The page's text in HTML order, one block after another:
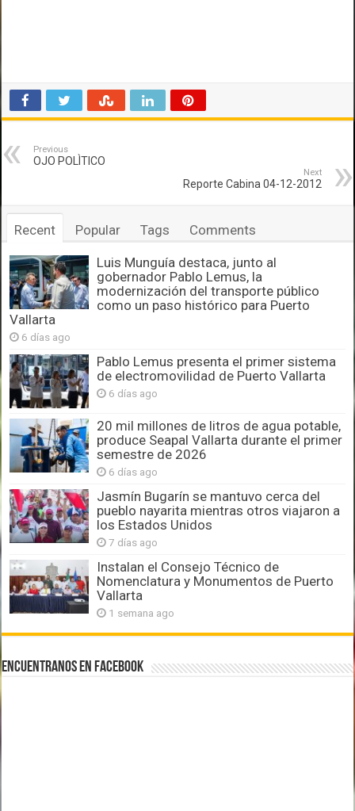
Previous
OJO POLÌTICO
Next
Reporte Cabina 04-12-2012
Recent Popular Tags Comments
Luis Munguía destaca, junto al
gobernador Pablo Lemus, la
modernización del transporte público
como un paso histórico para Puerto
Vallarta
6 días ago
Pablo Lemus presenta el primer sistema
de electromovilidad de Puerto Vallarta
6 días ago
20 mil millones de litros de agua potable,
produce Seapal Vallarta durante el primer
semestre de 2026
6 días ago
Jasmín Bugarín se mantuvo cerca del
pueblo nayarita mientras otros viajaron a
los Estados Unidos
7 días ago
Instalan el Consejo Técnico de
Nomenclatura y Monumentos de Puerto
Vallarta
1 semana ago
Encuentranos en Facebook